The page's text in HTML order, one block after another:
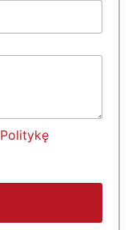
Politykę